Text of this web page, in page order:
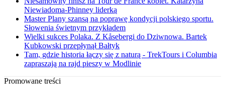
Niewiadoma-Phinney liderką
Master Plany szansą na poprawę kondycji polskiego sportu.
Słowenia świetnym przykładem
Wielki sukces Polaka. Z Kåsebergi do Dziwnowa. Bartek
Kubkowski przepłynął Bałtyk
Tam, gdzie historia łączy się z naturą - TrekTours i Columbia
zapraszają na rajd pieszy w Modlinie
Promowane treści